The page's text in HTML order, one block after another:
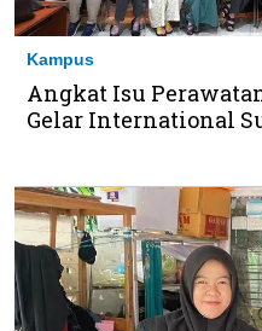
Kampus
Angkat Isu
Gelar International